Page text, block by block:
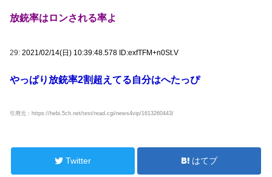
放銃率はロンされる率よ
29: 2021/02/14(日) 10:39:48.578 ID:exfTFM+n0St.V
やっぱり放銃率2割超えてる自分はへたっぴ
引用元：https://hebi.5ch.net/test/read.cgi/news4vip/1613260443/
Twitter はてブ